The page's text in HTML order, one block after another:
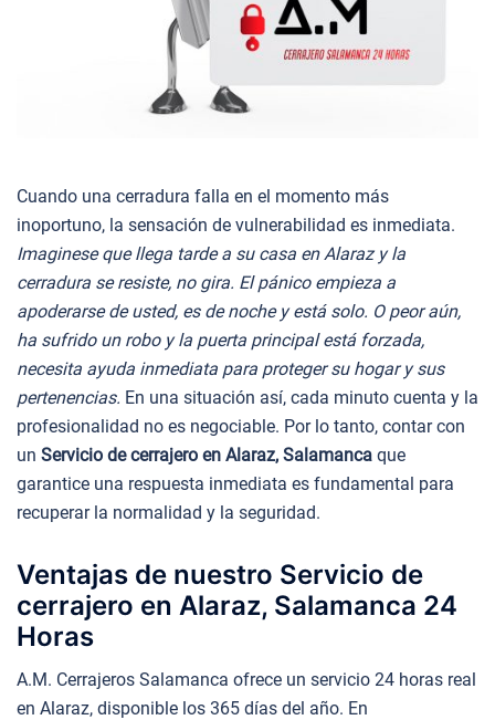
Cuando una cerradura falla en el momento más
inoportuno, la sensación de vulnerabilidad es inmediata.
Imaginese que llega tarde a su casa en Alaraz y la
cerradura se resiste, no gira. El pánico empieza a
apoderarse de usted, es de noche y está solo. O peor aún,
ha sufrido un robo y la puerta principal está forzada,
necesita ayuda inmediata para proteger su hogar y sus
pertenencias. En una situación así, cada minuto cuenta y la
profesionalidad no es negociable. Por lo tanto, contar con
un Servicio de cerrajero en Alaraz, Salamanca que
garantice una respuesta inmediata es fundamental para
recuperar la normalidad y la seguridad.
Ventajas de nuestro Servicio de
cerrajero en Alaraz, Salamanca 24
Horas
A.M. Cerrajeros Salamanca ofrece un servicio 24 horas real
en Alaraz, disponible los 365 días del año. En